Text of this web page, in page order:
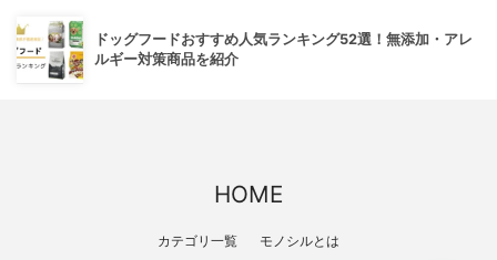
ドッグフードおすすめ人気ランキング52選！無添加・アレ
ルギー対策商品を紹介
HOME
カテゴリ一覧 モノシルとは